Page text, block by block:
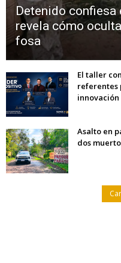
Detenido confiesa
revela cómo
fosa
El taller
referentes
innovación
Asalto en
dos